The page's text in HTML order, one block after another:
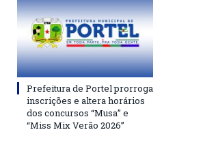
Prefeitura de Portel prorroga
inscrições e altera horários
dos concursos “Musa” e
“Miss Mix Verão 2026”